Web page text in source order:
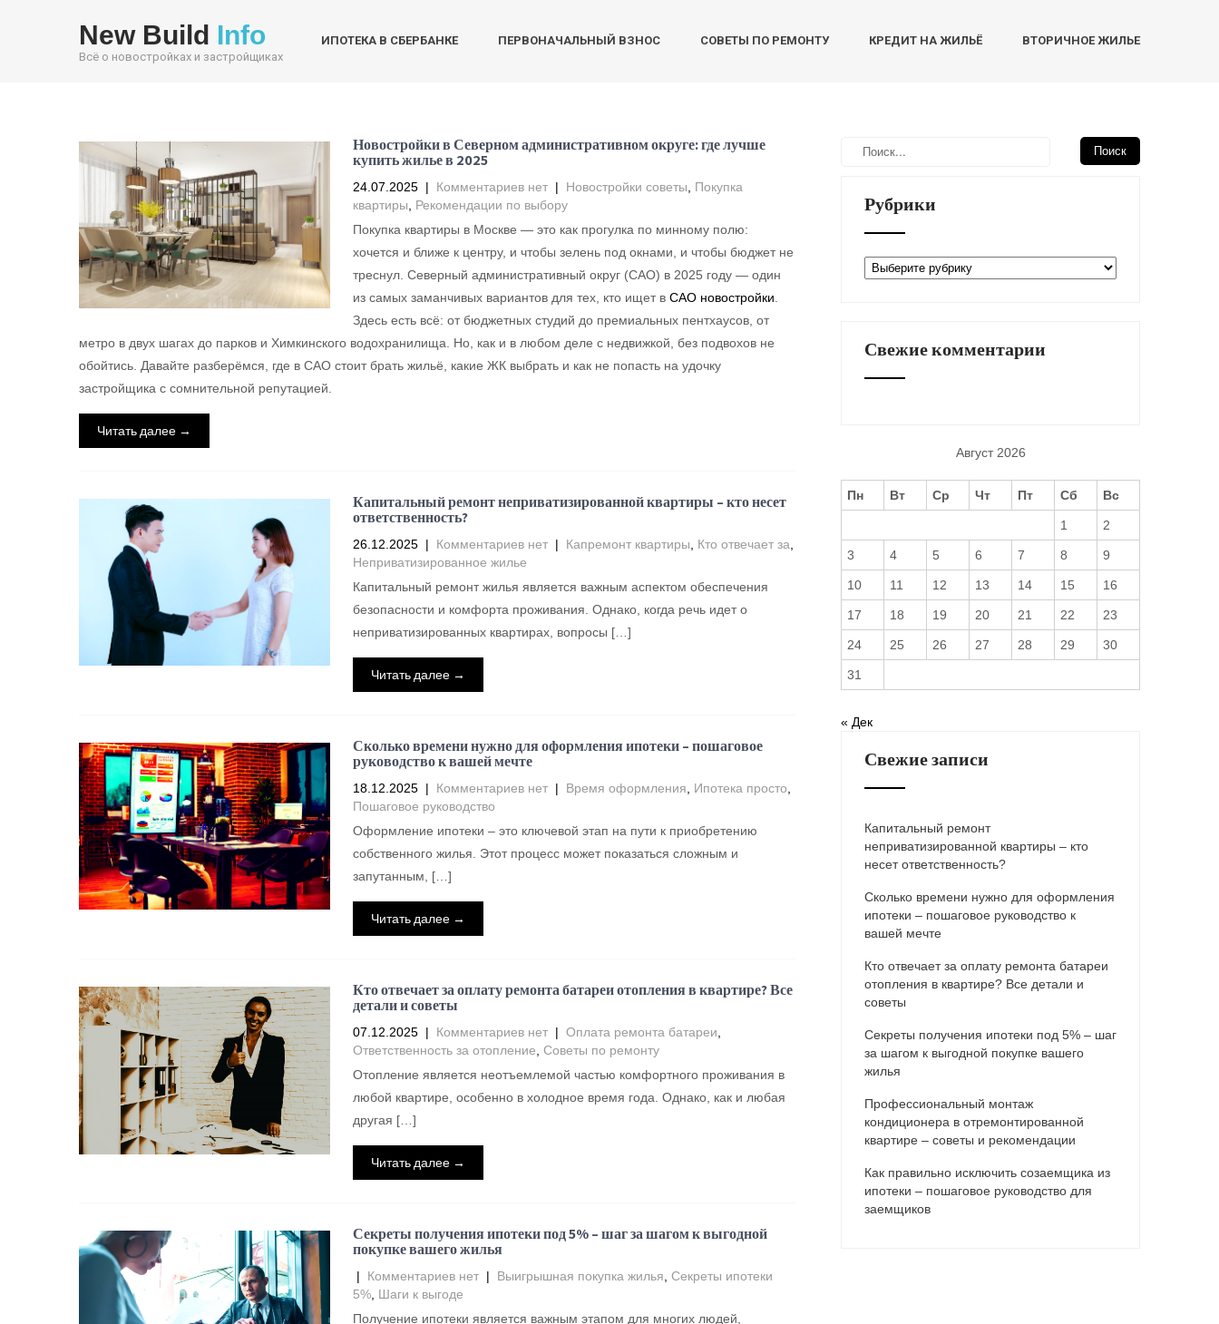
New Build Info
Всё о новостройках и застройщиках
ИПОТЕКА В СБЕРБАНКЕ ПЕРВОНАЧАЛЬНЫЙ ВЗНОС СОВЕТЫ ПО РЕМОНТУ КРЕДИТ НА ЖИЛЬЁ ВТОРИЧНОЕ ЖИЛЬЕ
Новостройки в Северном административном округе: где лучше
купить жилье в 2025
24.07.2025 | Комментариев нет | Новостройки советы
Покупка
квартиры
Рекомендации по выбору
Покупка квартиры в Москве — это как прогулка по минному полю:
хочется и ближе к центру, и чтобы зелень под окнами, и чтобы бюджет не
треснул. Северный административный округ (САО) в 2025 году — один
из самых заманчивых вариантов для тех, кто ищет в САО новостройки
Здесь есть всё: от бюджетных студий до премиальных пентхаусов, от
метро в двух шагах до парков и Химкинского водохранилища. Но, как и в любом деле с недвижкой, без подвохов не
обойтись. Давайте разберёмся, где в САО стоит брать жильё, какие ЖК выбрать и как не попасть на удочку
застройщика с сомнительной репутацией.
Читать далее →
Капитальный ремонт неприватизированной квартиры – кто несет
ответственность?
26.12.2025 | Комментариев нет | Капремонт квартиры Кто отвечает за
Неприватизированное жилье
Капитальный ремонт жилья является важным аспектом обеспечения
безопасности и комфорта проживания. Однако, когда речь идет о
неприватизированных квартирах, вопросы […]
Читать далее →
Сколько времени нужно для оформления ипотеки – пошаговое
руководство к вашей мечте
18.12.2025 | Комментариев нет | Время оформления Ипотека просто
Пошаговое руководство
Оформление ипотеки – это ключевой этап на пути к приобретению
собственного жилья. Этот процесс может показаться сложным и
запутанным, […]
Читать далее →
Кто отвечает за оплату ремонта батареи отопления в квартире? Все
детали и советы
07.12.2025 | Комментариев нет | Оплата ремонта батареи
Ответственность за отопление Советы по ремонту
Отопление является неотъемлемой частью комфортного проживания в
любой квартире, особенно в холодное время года. Однако, как и любая
другая […]
Читать далее →
Секреты получения ипотеки под 5% – шаг за шагом к выгодной
покупке вашего жилья
| Комментариев нет | Выигрышная покупка жилья Секреты ипотеки
5%, Шаги к выгоде
Получение ипотеки является важным этапом для многих людей,
Рубрики
Рубрики
Свежие комментарии
Август 2026
Пн Вт Ср Чт Пт Сб Вс
1 2
3 4 5 6 7 8 9
10 11 12 13 14 15 16
17 18 19 20 21 22 23
24 25 26 27 28 29 30
31
« Дек
Свежие записи
Капитальный ремонт
неприватизированной квартиры – кто
несет ответственность?
Сколько времени нужно для оформления
ипотеки – пошаговое руководство к
вашей мечте
Кто отвечает за оплату ремонта батареи
отопления в квартире? Все детали и
советы
Секреты получения ипотеки под 5% – шаг
за шагом к выгодной покупке вашего
жилья
Профессиональный монтаж
кондиционера в отремонтированной
квартире – советы и рекомендации
Как правильно исключить созаемщика из
ипотеки – пошаговое руководство для
заемщиков